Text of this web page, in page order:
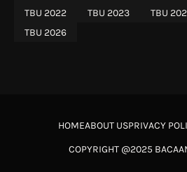
TBU 2022
TBU 2023 TBU
TBU 2026
COPYRIGHT @2025
HOMEABOUT USPRIVACY